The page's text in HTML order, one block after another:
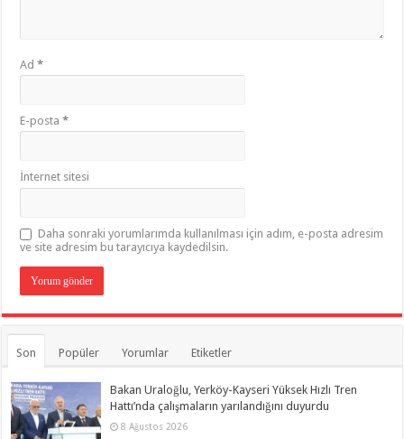
Ad*
E-posta*
İnternet sitesi
Daha sonraki yorumlarımda kullanılması için adım, e-posta adresim
ve site adresim bu tarayıcıya kaydedilsin.
Son Popüler Yorumlar Etiketler
Bakan Uraloğlu, Yerköy-Kayseri Yüksek Hızlı Tren
Hattı’nda çalışmaların yarılandığını duyurdu
8 Ağustos 2026